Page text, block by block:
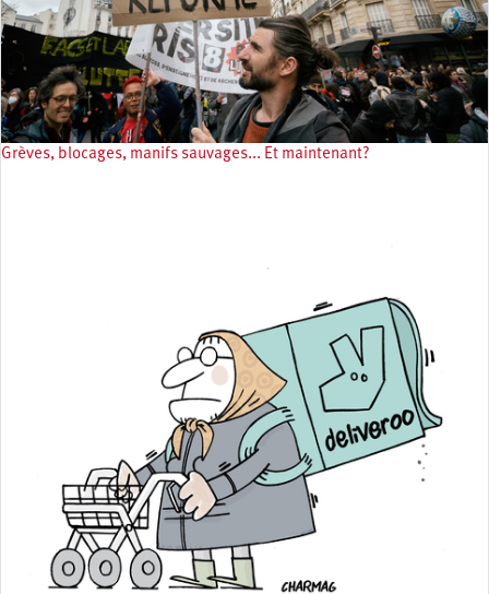
Grèves, blocages, manifs sauvages... Et maintenant?